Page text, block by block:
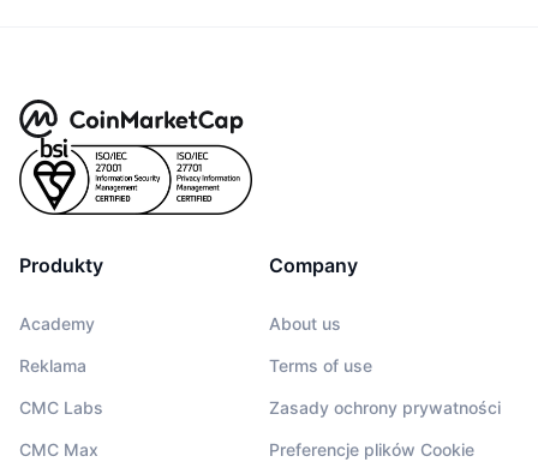
Produkty
Academy
Reklama
CMC Labs
CMC Max
Company
About us
Terms of use
Zasady ochrony prywatności
Preferencje plików Cookie